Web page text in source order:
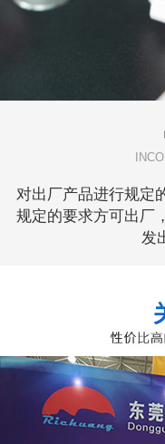
对出厂产品进行规定
规定的要求方可出厂
发